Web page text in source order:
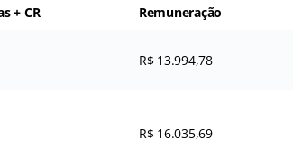
+ CR Remuneração
R$ 13.994,78
R$ 16.035,69